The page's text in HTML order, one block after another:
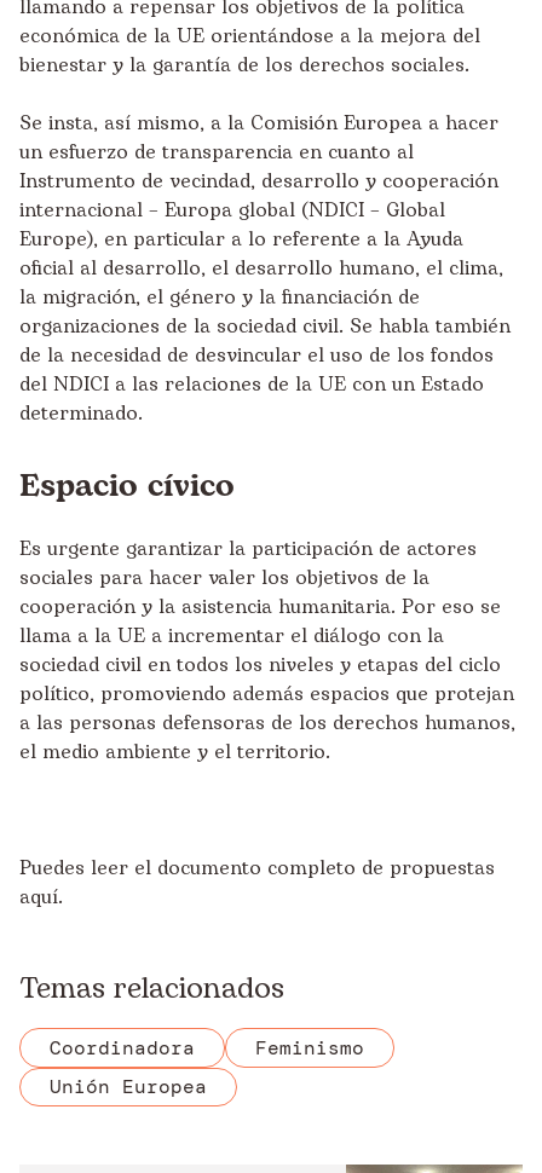
llamando a repensar los objetivos de la política
económica de la UE orientándose a la mejora del
bienestar y la garantía de los derechos sociales.
Se insta, así mismo, a la Comisión Europea a hacer
un esfuerzo de transparencia en cuanto al
Instrumento de vecindad, desarrollo y cooperación
internacional – Europa global (NDICI – Global
Europe), en particular a lo referente a la Ayuda
oficial al desarrollo, el desarrollo humano, el clima,
la migración, el género y la financiación de
organizaciones de la sociedad civil. Se habla también
de la necesidad de desvincular el uso de los fondos
del NDICI a las relaciones de la UE con un Estado
determinado.
Espacio cívico
Es urgente garantizar la participación de actores
sociales para hacer valer los objetivos de la
cooperación y la asistencia humanitaria. Por eso se
llama a la UE a incrementar el diálogo con la
sociedad civil en todos los niveles y etapas del ciclo
político, promoviendo además espacios que protejan
a las personas defensoras de los derechos humanos,
el medio ambiente y el territorio.
Puedes leer el documento completo de propuestas
aquí.
Temas relacionados
Coordinadora
Feminismo
Unión Europea